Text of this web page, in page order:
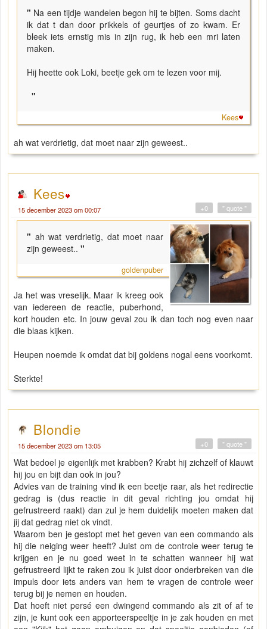
" Na een tijdje wandelen begon hij te bijten. Soms dacht
ik dat t dan door prikkels of geurtjes of zo kwam. Er
bleek iets ernstig mis in zijn rug, ik heb een mri laten
maken.
Hij heette ook Loki, beetje gek om te lezen voor mij.
"
Kees
ah wat verdrietig, dat moet naar zijn geweest..
Kees
15 december 2023 om 00:07 " quote "
+0
" ah wat verdrietig, dat moet naar
zijn geweest.. "
goldenpuber
Ja het was vreselijk. Maar ik kreeg ook
van iedereen de reactie, puberhond,
kort houden etc. In jouw geval zou ik dan toch nog even naar
die blaas kijken.
Heupen noemde ik omdat dat bij goldens nogal eens voorkomt.
Sterkte!
Blondie
15 december 2023 om 13:05 " quote "
+0
Wat bedoel je eigenlijk met krabben? Krabt hij zichzelf of klauwt
hij jou en bijt dan ook in jou?
Advies van de training vind ik een beetje raar, als het redirectie
gedrag is (dus reactie in dit geval richting jou omdat hij
gefrustreerd raakt) dan zul je hem duidelijk moeten maken dat
jij dat gedrag niet ok vindt.
Waarom ben je gestopt met het geven van een commando als
hij die neiging weer heeft? Juist om de controle weer terug te
krijgen en je nu goed weet in te schatten wanneer hij wat
gefrustreerd lijkt te raken zou ik juist door onderbreken van die
impuls door iets anders van hem te vragen de controle weer
terug bij je nemen en houden.
Dat hoeft niet persé een dwingend commando als zit of af te
zijn, je kunt ook een apporteerspeeltje in je zak houden en met